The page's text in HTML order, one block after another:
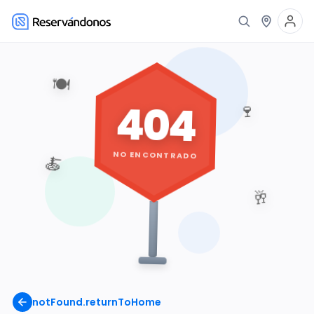
notFound.returnToHome
🍽️
🍷
🥂
🍝
404
NO ENCONTRADO